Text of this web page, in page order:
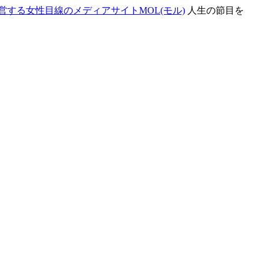
する女性目線のメディアサイトMOL(モル) 人生の節目を